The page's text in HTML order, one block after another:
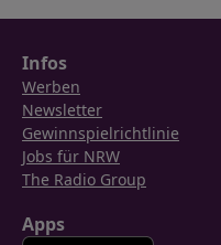
Infos
Werben
Newsletter
Gewinnspielrichtlinie
Jobs für NRW
The Radio Group
Apps